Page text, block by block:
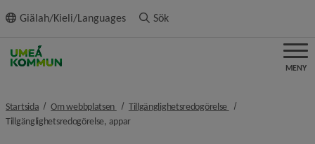
innehållet
Giälah/Kieli/Languages Sök
MENY
Startsida Om webbplatsen nivå i brödsmulenavigeringen
Tillgänglighetsredogörelse nivå i
Tillgänglighetsredogörelse, apparnivå i brödsmulenavigeringen